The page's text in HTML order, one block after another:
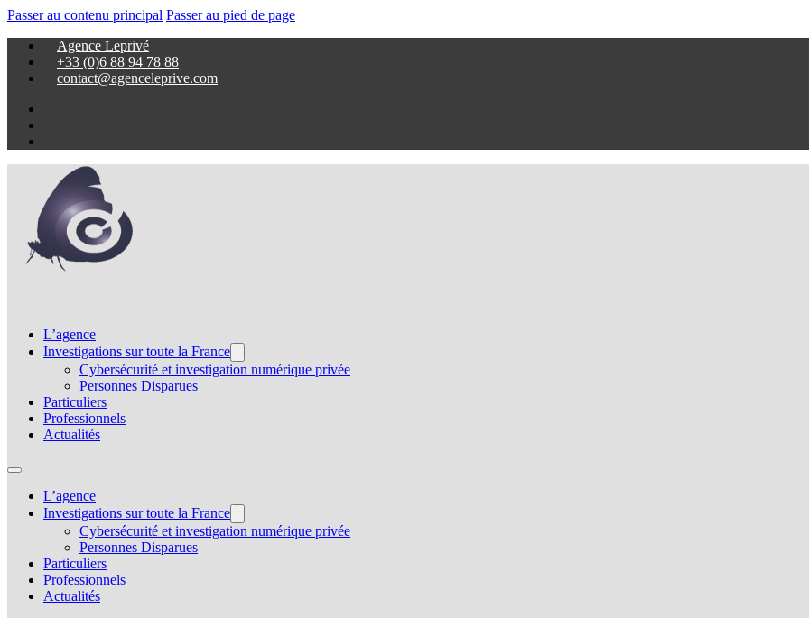
Passer au contenu principal Passer au pied de page
Agence Leprivé
+33 (0)6 88 94 78 88
contact@agenceleprive.com
L’agence
Investigations sur toute la France
Cybersécurité et investigation numérique privée
Personnes Disparues
Particuliers
Professionnels
Actualités
L’agence
Investigations sur toute la France
Cybersécurité et investigation numérique privée
Personnes Disparues
Particuliers
Professionnels
Actualités